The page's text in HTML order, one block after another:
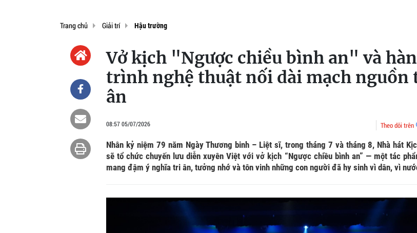
Trang chủ Giải trí Hậu trường
Vở kịch "Ngược chiều bình an" và
trình nghệ thuật nối dài mạch nguồn
ân
08:57 05/07/2026 Theo dõi trên
Nhân kỷ niệm 79 năm Ngày Thương binh – Liệt sĩ, trong tháng 7 và tháng 8, Nhà hát
sẽ tổ chức chuyến lưu diễn xuyên Việt với vở kịch “Ngược chiều bình an” — một tác
mang đậm ý nghĩa tri ân, tưởng nhớ và tôn vinh những con người đã hy sinh vì dân, vì